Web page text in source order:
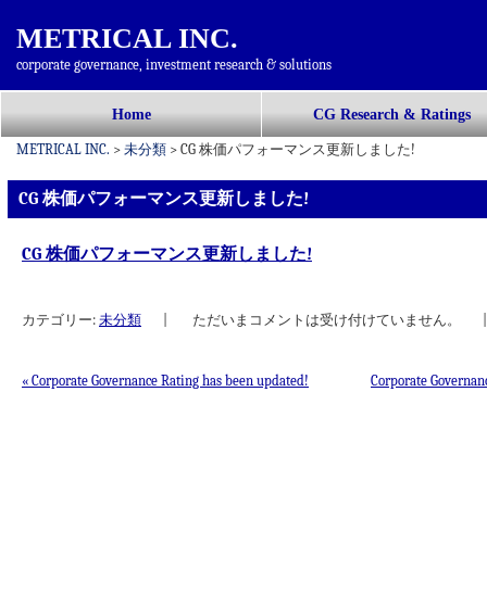
METRICAL INC.
corporate governance, investment research & solutions
メインメニュー
ン
ン
ツ
へ
Home CG Research & Ratings
METRICAL INC. > 未分類 > CG 株価パフォーマンス更新しました!
CG 株価パフォーマンス更新しました!
CG 株価パフォーマンス更新しました!
カテゴリー: 未分類 ただいまコメントは受け付けていません。
« Corporate Governance Rating has been updated! Corporate